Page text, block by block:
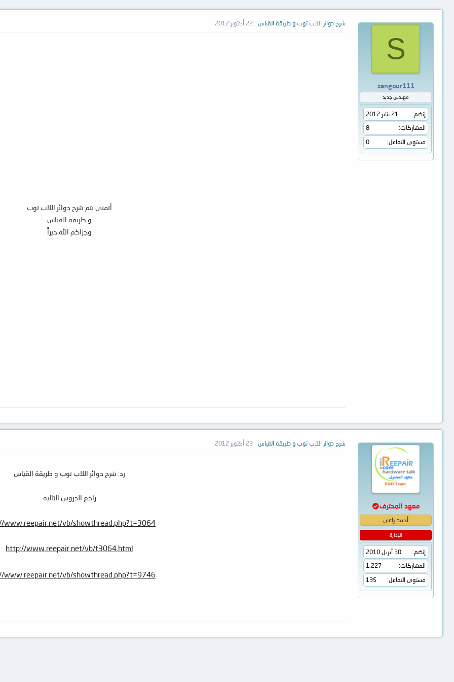
S
sangour111
مهندس جديد
إنضم
21 يناير 2012
المشاركات
8
مستوى التفاعل
0
شرح دوائر اللاب توب و طريقة القياس 22 أكتوبر 2012
أتمنى يتم شرح دوائر اللاب توب
و طريقة القياس
وجزاكم الله خيراً
معهد المحترف
أحمد راعي
الإدارة
إنضم
30 أبريل 2010
المشاركات
1,227
مستوى التفاعل
135
شرح دوائر اللاب توب و طريقة القياس 23 أكتوبر 2012
رد: شرح دوائر اللاب توب و طريقة القياس
راجع الدروس التالية
www.reepair.net/vb/showthread.php?t=3064
http://www.reepair.net/vb/t3064.html
www.reepair.net/vb/showthread.php?t=9746